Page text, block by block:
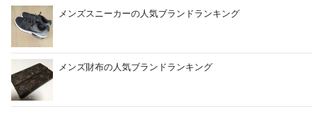
メンズスニーカーの人気ブランドランキング
メンズ財布の人気ブランドランキング